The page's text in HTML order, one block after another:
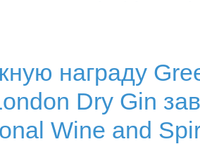
награду
Dry Gin
Wine and